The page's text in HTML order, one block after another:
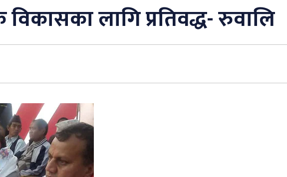
विकासका लागि प्रतिवद्ध- रुवालि